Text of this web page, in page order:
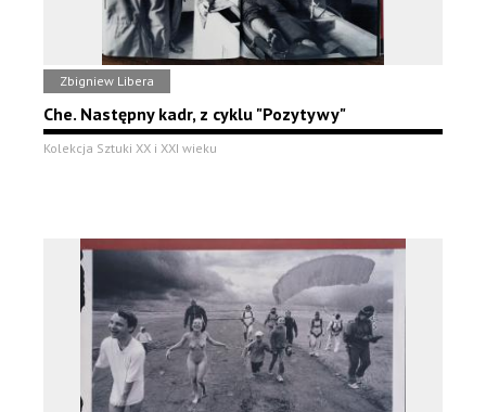
Zbigniew Libera
Che. Następny kadr, z cyklu "Pozytywy"
Kolekcja Sztuki XX i XXI wieku